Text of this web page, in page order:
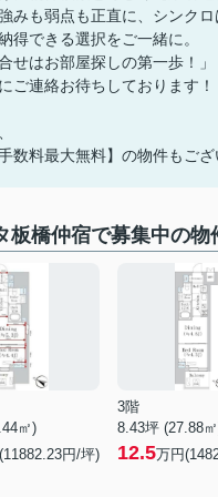
みも弱点も正直に、シンクロ
得できる選択をご一緒に。
せはお部屋探しの第一歩！」
ご連絡お待ちしております！
手数料最大無料】の物件もござ
板橋仲宿で募集中の物
㎡)
円/坪)
3階
8.43坪 (27.88
12.5万円